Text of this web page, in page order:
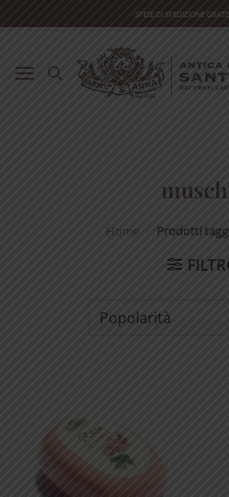
to
SPESE DI SPEDIZIONE
Home Prodotti